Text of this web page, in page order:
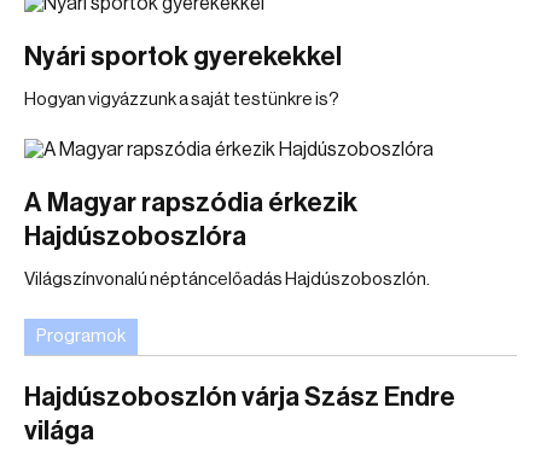
Nyári sportok gyerekekkel
Hogyan vigyázzunk a saját testünkre is?
A Magyar rapszódia érkezik
Hajdúszoboszlóra
Világszínvonalú néptáncelőadás Hajdúszoboszlón.
Programok
Hajdúszoboszlón várja Szász Endre
világa